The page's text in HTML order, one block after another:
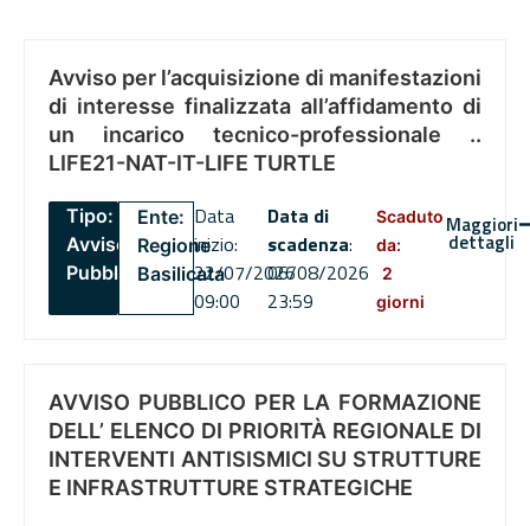
Avviso per l’acquisizione di manifestazioni
di interesse finalizzata all’affidamento di
un incarico tecnico-professionale ..
LIFE21-NAT-IT-LIFE TURTLE
Tipo:
Avviso
Pubblico
Ente:
Regione
Basilicata
Data
inizio:
22/07/2026
09:00
Data di
scadenza:
06/08/2026
23:59
Scaduto
da:
2
giorni
Maggiori
dettagli
AVVISO PUBBLICO PER LA FORMAZIONE
DELL’ ELENCO DI PRIORITÀ REGIONALE DI
INTERVENTI ANTISISMICI SU STRUTTURE
E INFRASTRUTTURE STRATEGICHE